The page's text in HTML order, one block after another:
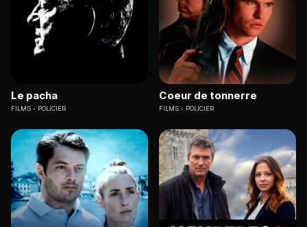
Le pacha
FILMS POLICIER
Coeur de tonnerre
FILMS POLICIER